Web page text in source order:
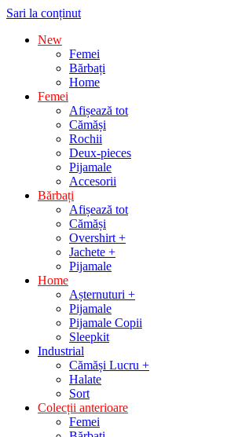
Sari la conținut
New
Femei
Bărbați
Home
Femei
Afișează tot
Cămăși
Rochii
Deux-pieces
Pijamale
Accesorii
Bărbați
Afișează tot
Cămăși
Overshirt +
Jachete +
Pijamale
Home
Așternuturi +
Pijamale
Pijamale Copii
Sleepkit
Industrial
Cămăși Lucru +
Halate
Sort
Colecții anterioare
Femei